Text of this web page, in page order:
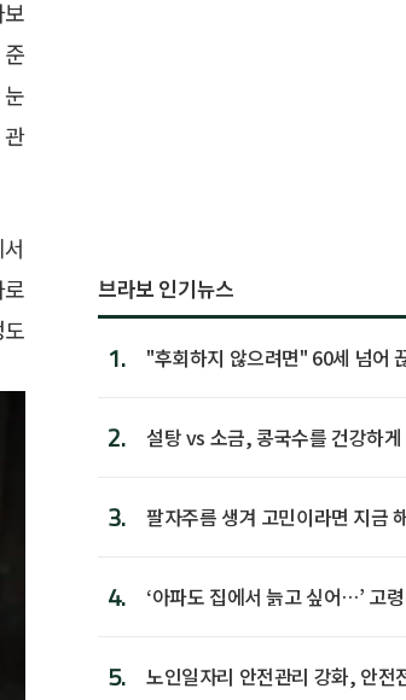
관
브라보 인기뉴스
1.
"후회하지 않으려면" 60세 넘어
2. 설탕 vs 소금, 콩국수를 건강하게
3. 팔자주름 생겨 고민이라면 지금
4.
‘아파도 집에서 늙고 싶어…’ 고
5.
노인일자리 안전관리 강화, 안전